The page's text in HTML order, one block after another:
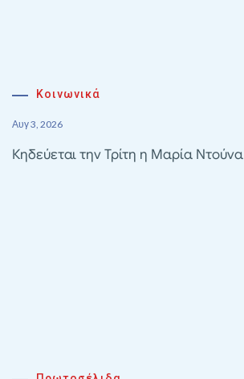
Κοινωνικά
Αυγ 3, 2026
Κηδεύεται την Τρίτη η Μαρία Ντούνα